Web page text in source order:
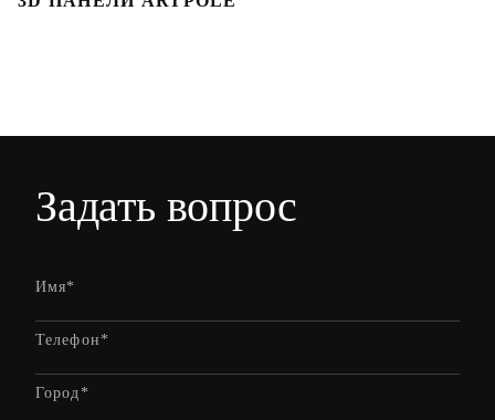
Задать вопрос